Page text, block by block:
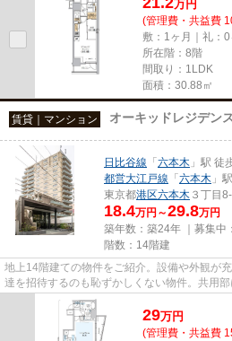
万円
(管理費・共益費
敷：1ヶ月｜礼：0
所在階：8階
間取り：1LDK
面積：30.88㎡
賃貸｜マンション オーキッドレジデン
日比谷線 「六本木 」駅 徒
都営大江戸線 「六本木 」
東京都港区六本木 ３丁目
18.4万円～29.8万円
築年数：築24年 ｜募集中：
階数：14階建
地上14階建ての物件をご紹介。設備や外観が
達を招待するのも恥ずかしくない物件。共用
場など様々な設備やサービス...
29万円
(管理費・共益費